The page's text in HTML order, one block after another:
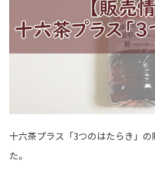
十六茶プラス「3つのはたらき」
た。